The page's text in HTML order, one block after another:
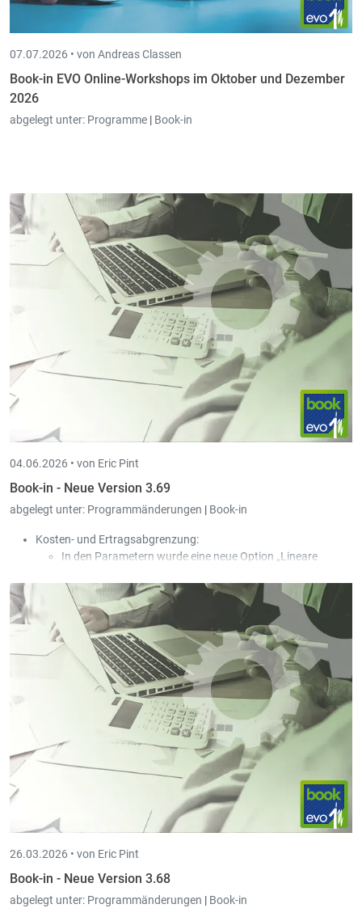
07.07.2026 • von Andreas Classen
Book-in EVO Online-Workshops im Oktober und Dezember
2026
abgelegt unter: Programme | Book-in
04.06.2026 • von Eric Pint
Book-in - Neue Version 3.69
abgelegt unter: Programmänderungen | Book-in
Kosten- und Ertragsabgrenzung:
In den Parametern wurde eine neue Option „Lineare
In den Parametern wurde eine neue Option „Neue
Umbuchung pro Periode und Rechnung erstellen“
hinzugefügt.
In der Maske der Ein- und Ausgangsrechnungen wurde ein
neuer Ausdruck „Einfache Liste der Abgrenzungen“
hinzugefügt; die Liste wird geöffnet, wenn bei einer bereits
abgegrenzten Rechnung erneut die Option der
Abgrenzung aufgerufen wird.
26.03.2026 • von Eric Pint
Book-in - Neue Version 3.68
abgelegt unter: Programmänderungen | Book-in